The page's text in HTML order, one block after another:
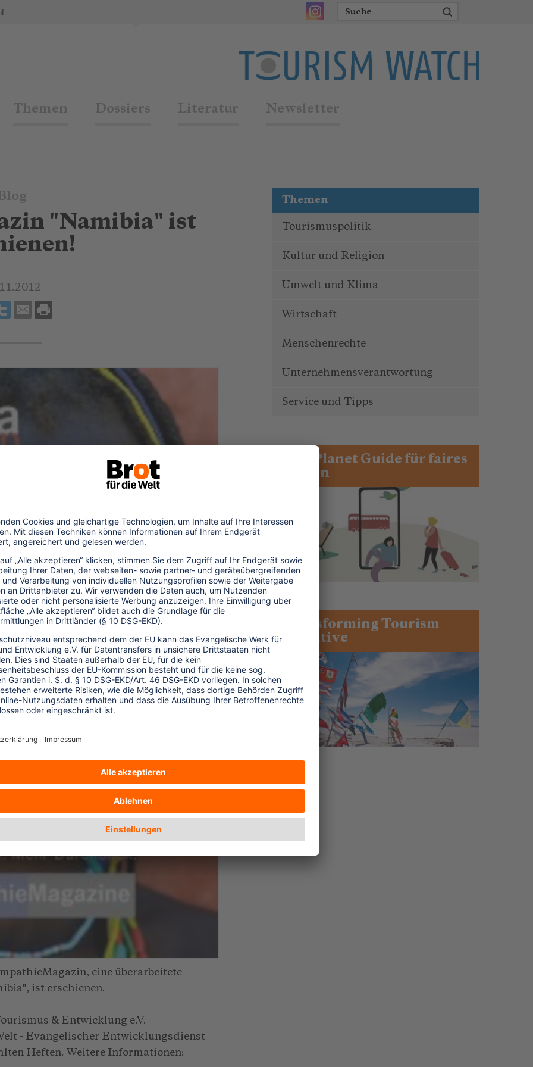
Themen Dossiers Literatur Newsletter
"Namibia" ist
eine überarbeitete
ist erschienen.
& Entwicklung e.V.
- Evangelischer Entwicklungsdienst
Heften. Weitere Informationen:
Themen
Tourismuspolitik
Kultur und Religion
Umwelt und Klima
Wirtschaft
Menschenrechte
Unternehmensverantwortung
Service und Tipps
One Planet Guide für faires
Reisen
Transforming Tourism
Initiative